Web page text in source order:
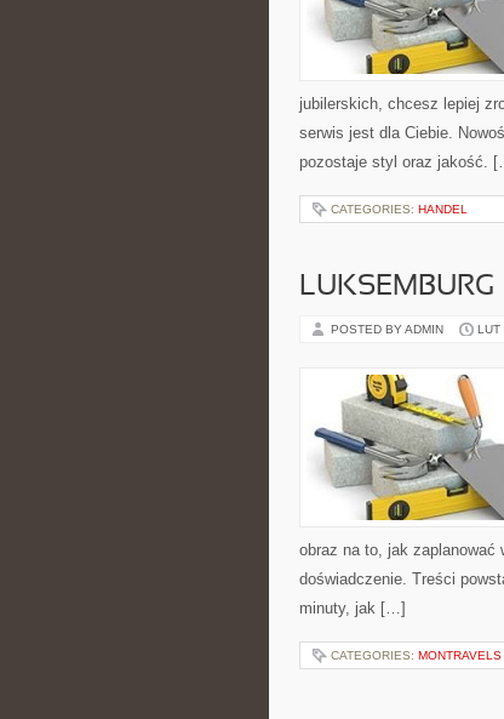
jubilerskich, chcesz lepiej
serwis jest dla Ciebie.
pozostaje styl oraz jakość.
CATEGORIES: HANDEL
LUKSEMBURG
POSTED BY ADMIN LUT
obraz na to, jak zaplanować
doświadczenie. Treści
minuty, jak […]
CATEGORIES: MONTRAVELS